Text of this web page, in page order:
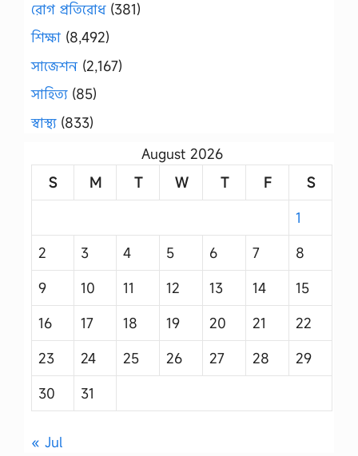
রোগ প্রতিরোধ(381)
শিক্ষা (8,492)
সাজেশন (2,167)
সাহিত্য(85)
স্বাস্থ্য(833)
August 2026
S
M T W T F
S
1
2
3 4 5 6 7
8
9
10 11 12 13 14
15
16
17 18 19 20 21
22
23
24 25 26 27 28
29
30
31
« Jul